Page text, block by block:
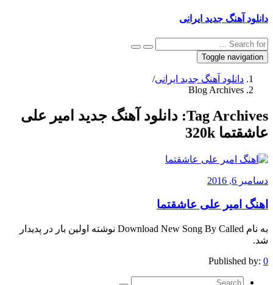
دانلود آهنگ جدید ایرانی
Toggle navigation
دانلود آهنگ جدید ایرانی/
Blog Archives
Tag Archives: دانلود آهنگ جدید امیر علی
عاشقتما 320k
دسامبر 6, 2016
اهنگ امیر علی عاشقتما
به نام Download New Song By Called نوشته اولین بار در پدیدار
شد.
Published by: 0